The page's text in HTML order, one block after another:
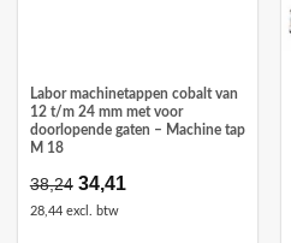
Labor machinetappen cobalt van
12 t/m 24 mm met voor
doorlopende gaten – Machine tap
M 18
38,24 Oorspronkelijke
prijs
was:
34,41
28,44 excl. btw